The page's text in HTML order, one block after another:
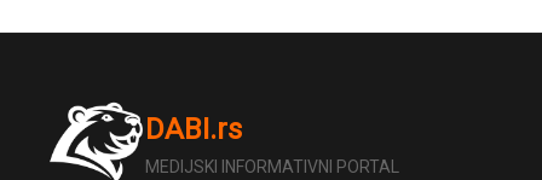
DABI.rs
MEDIJSKI INFORMATIVNI PORTAL